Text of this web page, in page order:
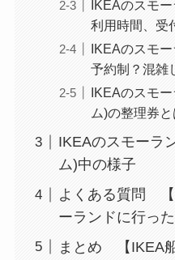
IKEAのスモ
利用時間、受
IKEAのスモ
予約制？混雑
IKEAのスモ
ム)の整理券と
IKEAのスモーラ
ム)中の様子
よくある質問 【
ーランドに行っ
まとめ 【IKEA